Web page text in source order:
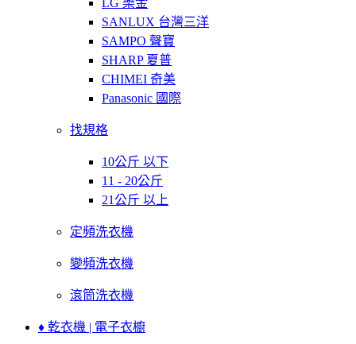
LG 樂金
SANLUX 台灣三洋
SAMPO 聲寶
SHARP 夏普
CHIMEI 奇美
Panasonic 國際
找規格
10公斤 以下
11 - 20公斤
21公斤 以上
定頻洗衣機
變頻洗衣機
滾筒洗衣機
♦ 乾衣機 | 電子衣櫥